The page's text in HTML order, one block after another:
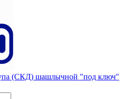
(СКД) шашлычной "под ключ"